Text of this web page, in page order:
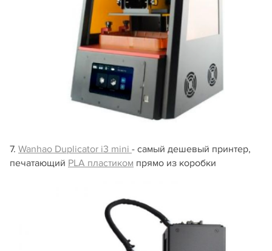
7. Wanhao Duplicator i3 mini - самый дешевый принтер,
печатающий PLA пластиком прямо из коробки